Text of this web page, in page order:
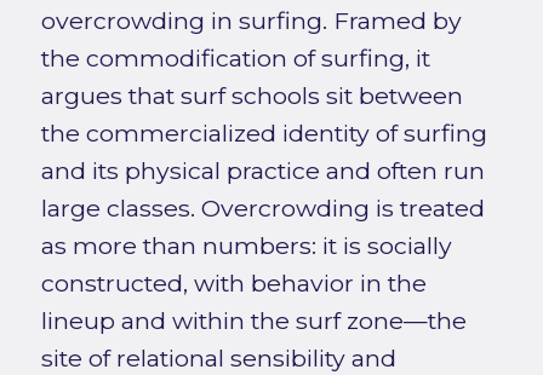
overcrowding in surfing. Framed by
the commodification of surfing, it
argues that surf schools sit between
the commercialized identity of surfing
and its physical practice and often run
large classes. Overcrowding is treated
as more than numbers: it is socially
constructed, with behavior in the
lineup and within the surf zone—the
site of relational sensibility and